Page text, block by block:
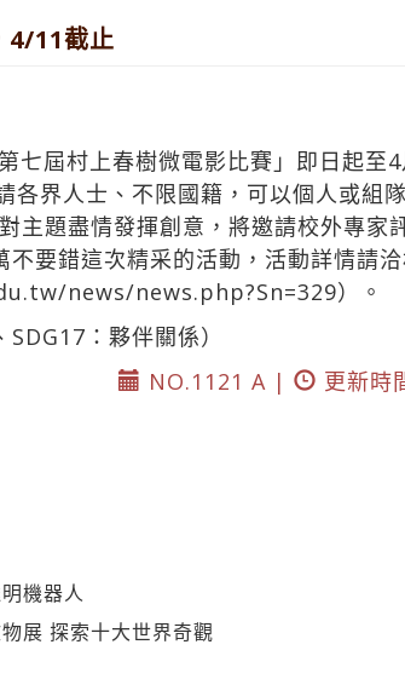
4/11截止
七屆村上春樹微電影比賽」即日起
各界人士、不限國籍，可以個人或組
主題盡情發揮創意，將邀請校外專
要錯這次精采的活動，活動詳情請
news/news.php?Sn=329）。
：夥伴關係）
NO.1121 A |
更新時
機器人
展 探索十大世界奇觀